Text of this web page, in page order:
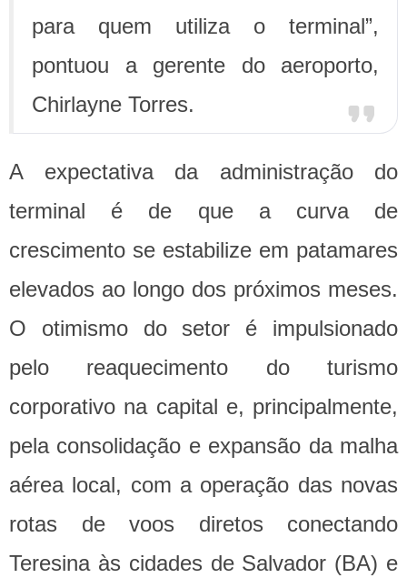
para quem utiliza o terminal”,
pontuou a gerente do aeroporto,
Chirlayne Torres.
A expectativa da administração do
terminal é de que a curva de
crescimento se estabilize em patamares
elevados ao longo dos próximos meses.
O otimismo do setor é impulsionado
pelo reaquecimento do turismo
corporativo na capital e, principalmente,
pela consolidação e expansão da malha
aérea local, com a operação das novas
rotas de voos diretos conectando
Teresina às cidades de Salvador (BA) e